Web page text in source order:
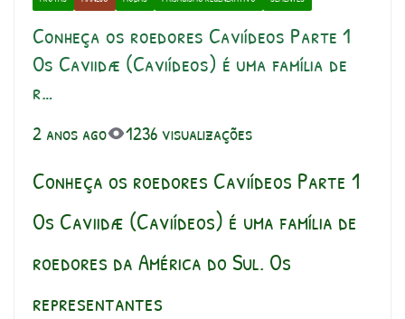
Conheça os roedores Caviídeos Parte 1
Os Caviidæ (Caviídeos) é uma família de
r…
2 anos ago 1236 visualizações
Conheça os roedores Caviídeos Parte 1
Os Caviidæ (Caviídeos) é uma família de
roedores da América do Sul. Os
representantes